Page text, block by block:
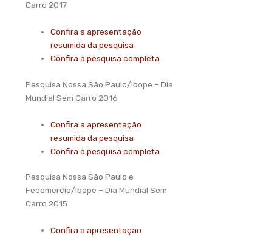
Carro 2017
Confira a apresentação
resumida da pesquisa
Confira a pesquisa completa
Pesquisa Nossa São Paulo/Ibope – Dia
Mundial Sem Carro 2016
Confira a apresentação
resumida da pesquisa
Confira a pesquisa completa
Pesquisa Nossa São Paulo e
Fecomercio/Ibope – Dia Mundial Sem
Carro 2015
Confira a apresentação